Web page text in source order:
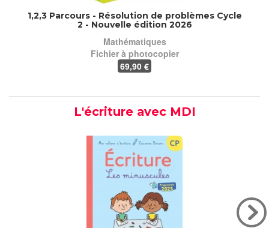
1,2,3 Parcours - Résolution de problèmes Cycle
2 - Nouvelle édition 2026
Mathématiques
Fichier à photocopier
69,90 €
L'écriture avec MDI